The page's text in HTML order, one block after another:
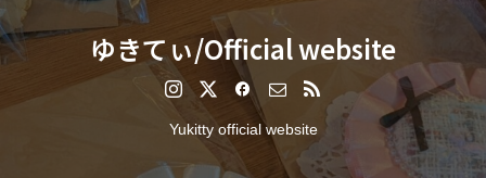
ゆきてぃ/Official website
Yukitty official website